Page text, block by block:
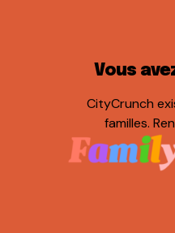
Vous
CityCrunch
familles.